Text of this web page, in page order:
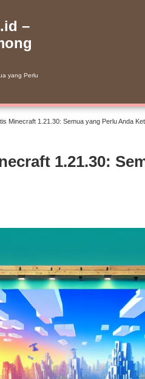
–
yang Perlu
Minecraft 1.21.30: Semua yang Perlu Anda
1.21.30: